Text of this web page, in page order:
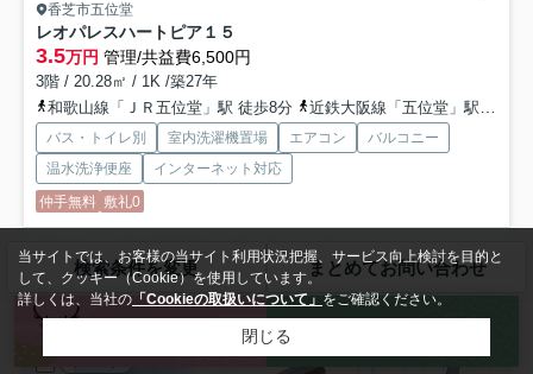
香芝市五位堂
レオパレスハートピア１５
3.5万円 管理/共益費6,500円
3階 / 20.28㎡ / 1K /築27年
和歌山線「ＪＲ五位堂」駅 徒歩8分
近鉄大阪線「五位堂」駅 徒歩10分
バス・トイレ別 室内洗濯機置場 エアコン
バルコニー
温水洗浄便座
インターネット対応
仲手無料 敷礼0
和歌山線ＪＲ五位堂駅周辺への引っ越しをお考えなら「レオパレスハー
トピア１５」。室内設備はエアコン・家具・家電付などが揃っ...もっと
見る
検索条件を変更 まとめてお問い合わせ
来店予約 お問い合わせ
当サイトでは、お客様の当サイト利用状況把握、サービス向上検討を目的と
して、クッキー（Cookie）を使用しています。
詳しくは、当社の 「Cookieの取扱いについて」 をご確認ください。
閉じる